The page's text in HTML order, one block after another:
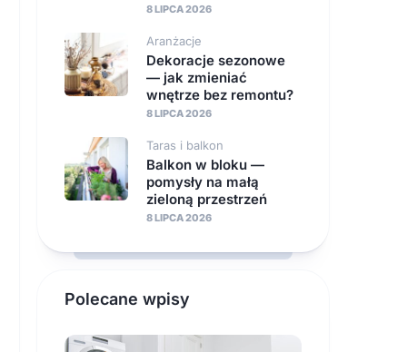
8 LIPCA 2026
Aranżacje
Dekoracje sezonowe
— jak zmieniać
wnętrze bez remontu?
8 LIPCA 2026
Taras i balkon
Balkon w bloku —
pomysły na małą
zieloną przestrzeń
8 LIPCA 2026
Polecane wpisy